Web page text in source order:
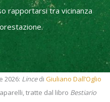
rapportarsi tra vicinanza
2026: Lincedi Giuliano Dall’Oglio
tratte dal libro Bestiario